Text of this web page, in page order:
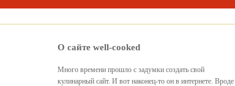
О сайте well-cooked
Много времени прошло с задумки создать свой
кулинарный сайт. И вот наконец-то он в интернете. Вроде